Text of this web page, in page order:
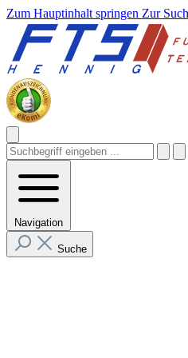
Zum Hauptinhalt springen Zur
Navigation
Suche